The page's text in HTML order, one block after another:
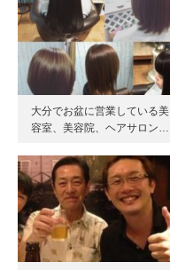
大分でお盆に営業している美
容室、美容院、ヘアサロン…